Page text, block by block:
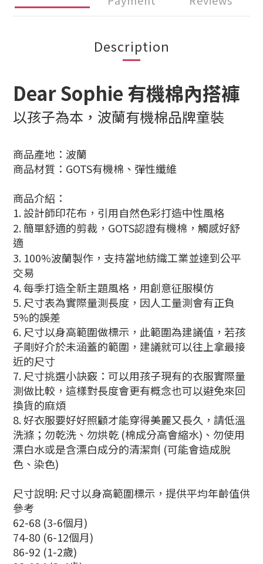
Description
Dear Sophie 有機棉內搭褲
以孩子為本，波蘭有機棉品牌童裝
商品產地：波蘭
商品材質：GOTS有機棉、彈性纖維
商品介紹：
1.設計師印花布，引用自然色彩打造中性風格
2.簡單舒適的剪裁， GOTS認證有機棉，觸感好舒
適
3. 100%波蘭製作，支持當地紡織工業並達到公平
交易
4.每季打造全新主題風格，用創意征服模仿
5. 尺寸表為實際量測長度，因人工量測會有正負
5%的誤差
6. 尺寸以身高範圍做標示，此範圍為建議值，若孩
子剛好介於未涵蓋的範圍，建議就可以往上拿最接
近的尺寸
7. 尺寸挑選小訣竅：可以用孩子現有的衣服實際量
測做比較，這樣對長度會更有概念也可以避免來回
換貨的麻煩
8. 好衣服要好好照顧才能穿得美麗又長久，請低溫
洗滌；勿乾洗、勿烘乾 (棉成分高會縮水)、勿使用
漂白水或是含漂白成分的清潔劑 (可能會造成脫
色、染色)
尺寸說明: 尺寸以身高範圍標示，提供平均年齡值供
參考
62-68 (3-6個月)
74-80 (6-12個月)
86-92 (1-2歲)